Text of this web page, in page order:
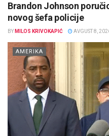
Brandon Johnson
novog šefa policije
BY MILOS KRIVOKAPIĆ AVGUST 8,
AMERIKA